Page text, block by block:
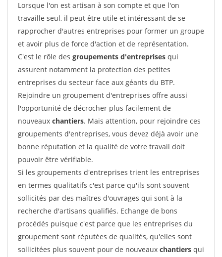
Lorsque l'on est artisan à son compte et que l'on
travaille seul, il peut être utile et intéressant de se
rapprocher d'autres entreprises pour former un groupe
et avoir plus de force d'action et de représentation.
C'est le rôle des groupements d'entreprises qui
assurent notamment la protection des petites
entreprises du secteur face aux géants du BTP.
Rejoindre un groupement d'entreprises offre aussi
l'opportunité de décrocher plus facilement de
nouveaux chantiers. Mais attention, pour rejoindre ces
groupements d'entreprises, vous devez déjà avoir une
bonne réputation et la qualité de votre travail doit
pouvoir être vérifiable.
Si les groupements d'entreprises trient les entreprises
en termes qualitatifs c'est parce qu'ils sont souvent
sollicités par des maîtres d'ouvrages qui sont à la
recherche d'artisans qualifiés. Echange de bons
procédés puisque c'est parce que les entreprises du
groupement sont réputées de qualités, qu'elles sont
sollicitées plus souvent pour de nouveaux chantiers qui